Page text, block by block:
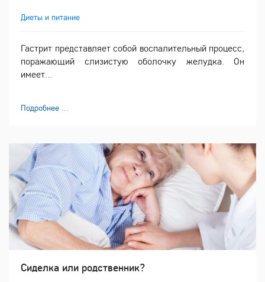
Диеты и питание
Гастрит представляет собой воспалительный процесс,
поражающий слизистую оболочку желудка. Он
имеет...
Подробнее ...
Сиделка или родственник?